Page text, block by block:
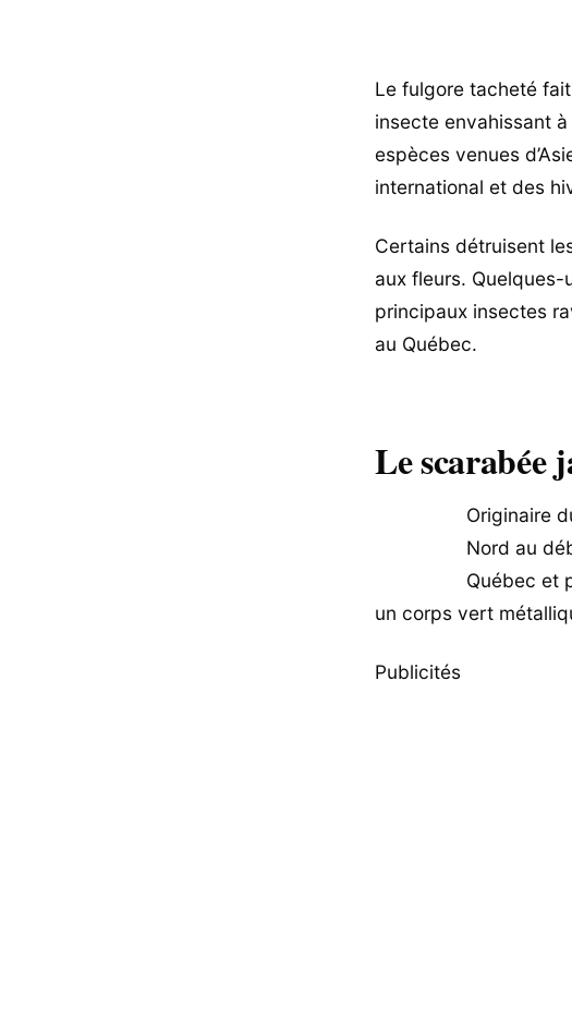
Le fulgore tacheté
insecte envahissant
espèces venues
international et des
Certains détruisent
aux fleurs. Quelques-
principaux insectes
au Québec.
Le scarabée
Originaire
Nord au
Québec et
un corps vert
Publicités